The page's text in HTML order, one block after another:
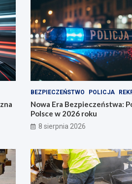
BEZPIECZEŃSTWO POLICJA
Nowa Era Bezpieczeństwa:
Polsce w 2026 roku
8 sierpnia 2026